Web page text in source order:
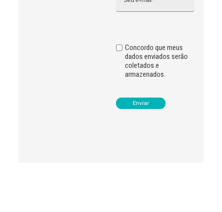
Concordo que meus
dados enviados serão
coletados e
armazenados.